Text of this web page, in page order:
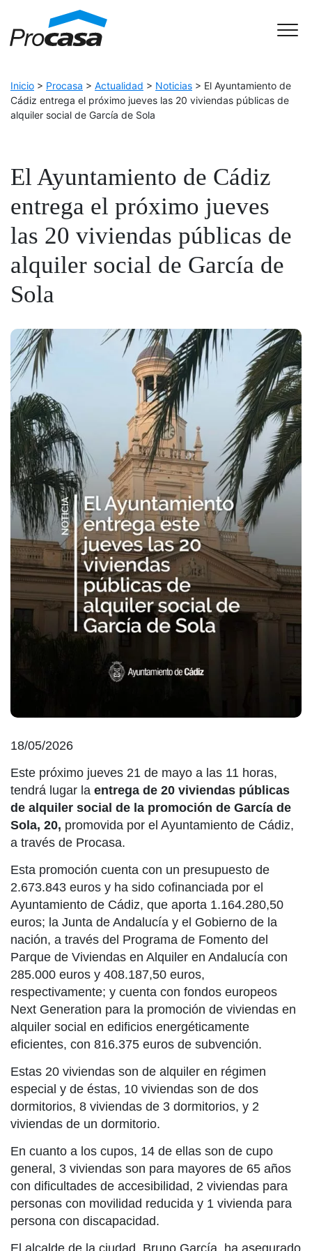
Main Navigation
Inicio > Procasa > Actualidad > Noticias > El Ayuntamiento de
Cádiz entrega el próximo jueves las 20 viviendas públicas de
alquiler social de García de Sola
El Ayuntamiento de Cádiz
entrega el próximo jueves
las 20 viviendas públicas de
alquiler social de García de
Sola
18/05/2026
Este próximo jueves 21 de mayo a las 11 horas,
tendrá lugar la entrega de 20 viviendas públicas
de alquiler social de la promoción de García de
Sola, 20, promovida por el Ayuntamiento de Cádiz,
a través de Procasa.
Esta promoción cuenta con un presupuesto de
2.673.843 euros y ha sido cofinanciada por el
Ayuntamiento de Cádiz, que aporta 1.164.280,50
euros; la Junta de Andalucía y el Gobierno de la
nación, a través del Programa de Fomento del
Parque de Viviendas en Alquiler en Andalucía con
285.000 euros y 408.187,50 euros,
respectivamente; y cuenta con fondos europeos
Next Generation para la promoción de viviendas en
alquiler social en edificios energéticamente
eficientes, con 816.375 euros de subvención.
Estas 20 viviendas son de alquiler en régimen
especial y de éstas, 10 viviendas son de dos
dormitorios, 8 viviendas de 3 dormitorios, y 2
viviendas de un dormitorio.
En cuanto a los cupos, 14 de ellas son de cupo
general, 3 viviendas son para mayores de 65 años
con dificultades de accesibilidad, 2 viviendas para
personas con movilidad reducida y 1 vivienda para
persona con discapacidad.
El alcalde de la ciudad, Bruno García, ha asegurado